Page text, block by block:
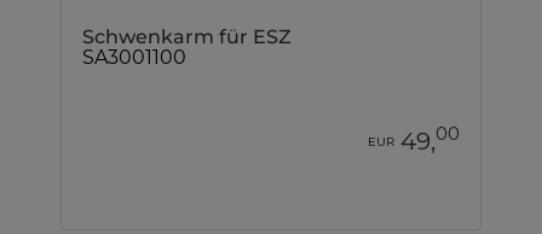
Schwenkarm für ESZ
SA3001100
EUR 49,00